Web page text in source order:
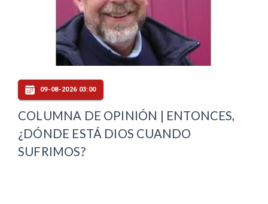
09-08-2026 03:00
COLUMNA DE OPINIÓN | ENTONCES,
¿DÓNDE ESTÁ DIOS CUANDO
SUFRIMOS?